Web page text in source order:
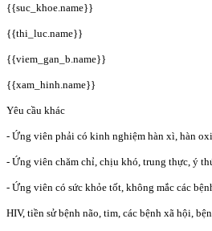
{{suc_khoe.name}}
{{thi_luc.name}}
{{viem_gan_b.name}}
{{xam_hinh.name}}
Yêu cầu khác
- Ứng viên phải có kinh nghiệm hàn xì, hàn oxi
- Ứng viên chăm chỉ, chịu khó, trung thực, ý
- Ứng viên có sức khỏe tốt, không mắc các
HIV, tiền sử bệnh não, tim, các bệnh xã hội,